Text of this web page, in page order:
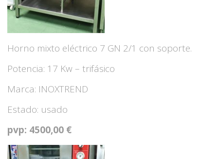
Horno mixto eléctrico 7 GN 2/1 con soporte.
Potencia: 17 Kw – trifásico
Marca: INOXTREND
Estado: usado
pvp: 4500,00 €